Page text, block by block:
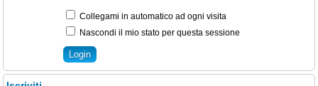
Collegami in automatico ad ogni visita
Nascondi il mio stato per questa sessione